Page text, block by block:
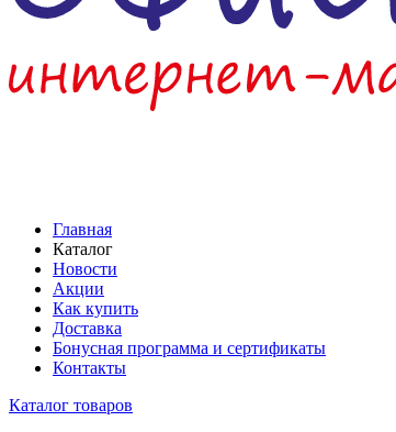
Главная
Каталог
Новости
Акции
Как купить
Доставка
Бонусная программа и сертификаты
Контакты
Каталог товаров